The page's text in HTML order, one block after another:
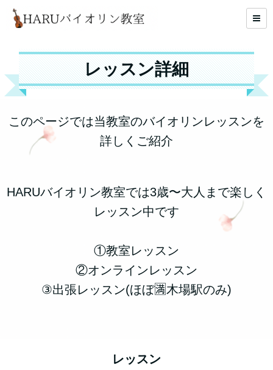
レッスン詳細
このページでは当教室のバイオリンレッスンを
詳しくご紹介
HARUバイオリン教室では3歳〜大人まで楽しく
レッスン中です
①教室レッスン
②オンラインレッスン
③出張レッスン(ほぼ🈵木場駅のみ)
レッスン